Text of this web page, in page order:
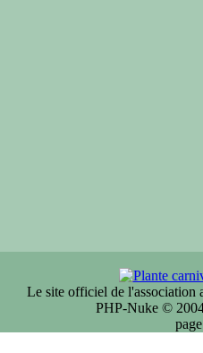
Le site officiel de l'association
PHP-Nuke ©